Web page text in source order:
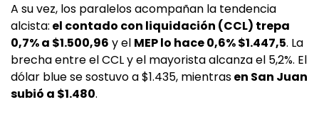
A su vez, los paralelos acompañan la tendencia
alcista: el contado con liquidación (CCL) trepa
0,7% a $1.500,96 y el MEP lo hace 0,6% $1.447,5. La
brecha entre el CCL y el mayorista alcanza el 5,2%. El
dólar blue se sostuvo a $1.435, mientrasen San Juan
subió a $1.480.